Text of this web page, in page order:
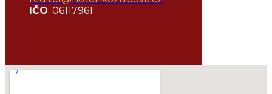
IČO: 06117961